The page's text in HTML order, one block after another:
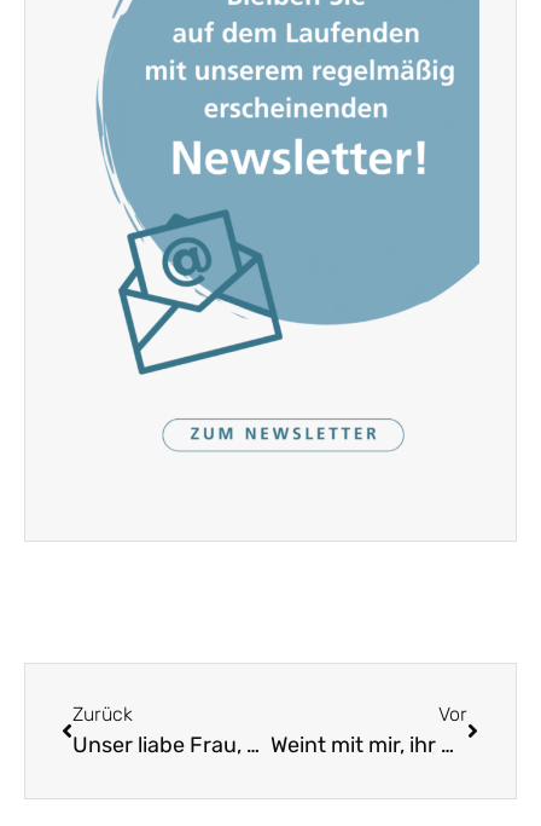
Zurück
Unser liabe Frau, die wollt aufs Wandern gehn
Vor
Weint mit mir, ihr Wirte und ihr Bräuer